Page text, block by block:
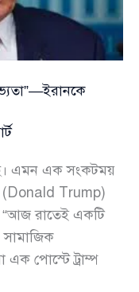
এমন এক সংকটময়
(Donald Trump)
“আজ রাতেই একটি
সামাজিক
এক পোস্টে ট্রাম্প